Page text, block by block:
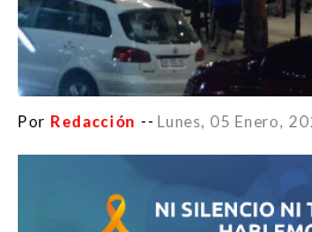
Por Redacción -- Lunes, 05 Enero,